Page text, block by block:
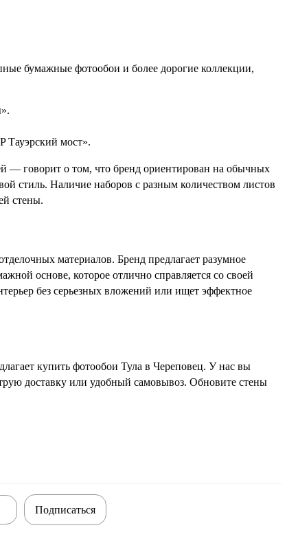
бумажные фотообои и более дорогие коллекции,
Тауэрский мост».
говорит о том, что бренд ориентирован на обычных
стиль. Наличие наборов с разным количеством листов
стены.
материалов. Бренд предлагает разумное
основе, которое отлично справляется со своей
без серьезных вложений или ищет эффектное
купить фотообои Тула в Череповец. У нас вы
доставку или удобный самовывоз. Обновите стены
Подписаться